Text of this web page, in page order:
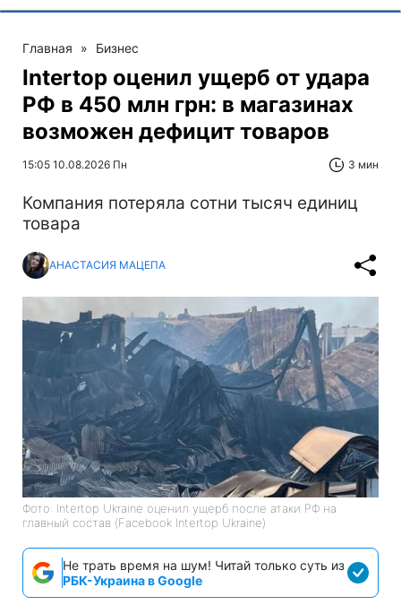
Главная » Бизнес
Intertop оценил ущерб от удара
РФ в 450 млн грн: в магазинах
возможен дефицит товаров
15:05 10.08.2026 Пн 3 мин
Компания потеряла сотни тысяч единиц
товара
АНАСТАСИЯ МАЦЕПА
Фото: Intertop Ukraine оценил ущерб после атаки РФ на
главный состав (Facebook Intertop Ukraine)
Не трать время на шум! Читай только суть из
РБК-Украина в Google